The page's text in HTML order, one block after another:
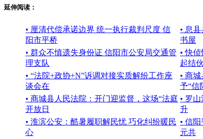
延伸阅读：
• 厘清代偿承诺边界 统一执行裁判尺度 信
阳市平桥
• 息
书屋
• 群众不慎遗失身份证 信阳市公安局交通管
理支队
• 快
起结伙
• “法院+政协+N”诉调对接实质解纷工作座
谈会在
• 商
予“信
• 商城县人民法院：开门迎监督，这场“法庭
开放日
• 罗
升
• 淮滨公安：酷暑履职解民忧 巧化纠纷暖民
心
• 信
元共